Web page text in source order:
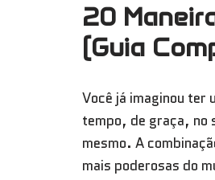
20
(Guia
Você já imaginou ter
tempo, de graça, no
mesmo. A
mais poderosas do